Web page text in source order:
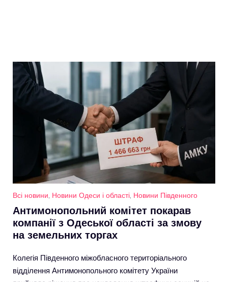
Всі новини, Новини Одеси і області, Новини Південного
Антимонопольний комітет покарав
компанії з Одеської області за змову
на земельних торгах
Колегія Південного міжобласного територіального
відділення Антимонопольного комітету України